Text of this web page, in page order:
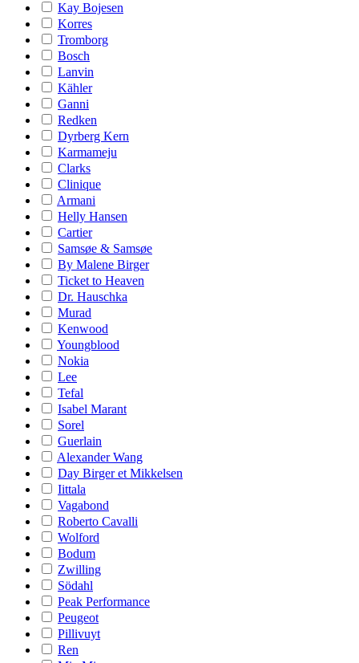
Kay Bojesen
Korres
Tromborg
Bosch
Lanvin
Kähler
Ganni
Redken
Dyrberg Kern
Karmameju
Clarks
Clinique
Armani
Helly Hansen
Cartier
Samsøe & Samsøe
By Malene Birger
Ticket to Heaven
Dr. Hauschka
Murad
Kenwood
Youngblood
Nokia
Lee
Tefal
Isabel Marant
Sorel
Guerlain
Alexander Wang
Day Birger et Mikkelsen
Iittala
Vagabond
Roberto Cavalli
Wolford
Bodum
Zwilling
Södahl
Peak Performance
Peugeot
Pillivuyt
Ren